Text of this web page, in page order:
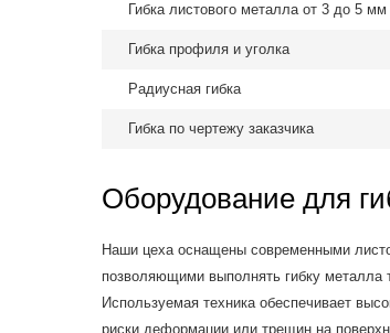
Гибка листового металла от 3 до 5 мм
Гибка профиля и уголка
Радиусная гибка
Гибка по чертежу заказчика
Оборудование для
Наши цеха оснащены современными
позволяющими выполнять гибку
Используемая техника обеспечивает
риски деформации или трещин на